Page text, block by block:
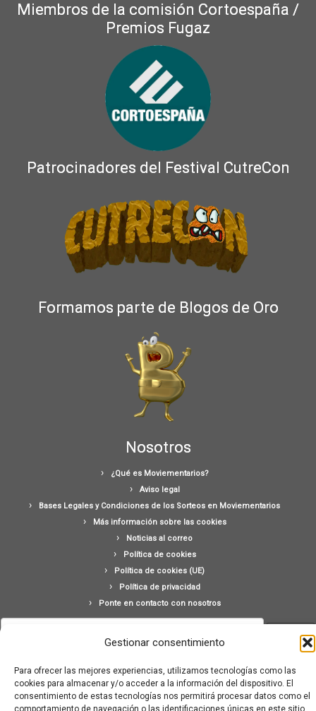
Gestionar consentimiento
Para ofrecer las mejores experiencias, utilizamos tecnologías como las
cookies para almacenar y/o acceder a la información del dispositivo. El
consentimiento de estas tecnologías nos permitirá procesar datos como el
comportamiento de navegación o las identificaciones únicas en este sitio.
Miembros de la comisión Cortoespaña /
Premios Fugaz
Patrocinadores del Festival CutreCon
Formamos parte de Blogos de Oro
Nosotros
¿Qué es Moviementarios?
Aviso legal
Bases Legales y Condiciones de los Sorteos en Moviementarios
Más información sobre las cookies
Noticias al correo
Política de cookies
Política de cookies (UE)
Política de privacidad
Ponte en contacto con nosotros